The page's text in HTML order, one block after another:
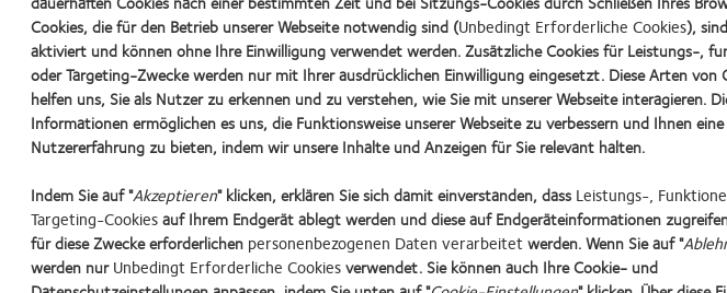
Technologien und über die
Kontaktlinsenpflege.
Learn
more
about
Top-
Learn
more
about
Silmo
Learn
more
about
VDCO
Learn
more
about
Spectaris
Learn
more
about
2019
Learn
more
about
Produktprogramm Kontakt Allgemeine Geschäftsbedingungen (AGB) Datenschutzrichtlinie
Cookies, die für den Betrieb unserer Webseite notwendig sind (Unbedingt Erforderliche Cookies),
aktiviert und können ohne Ihre Einwilligung verwendet werden. Zusätzliche Cookies für Leistungs-,
oder Targeting-Zwecke werden nur mit Ihrer ausdrücklichen Einwilligung eingesetzt. Diese Arten von
helfen uns, Sie als Nutzer zu erkennen und zu verstehen, wie Sie mit unserer Webseite interagieren.
Informationen ermöglichen es uns, die Funktionsweise unserer Webseite zu verbessern und Ihnen eine
Nutzererfahrung zu bieten, indem wir unsere Inhalte und Anzeigen für Sie relevant halten.
Indem Sie auf "Akzeptieren" klicken, erklären Sie sich damit einverstanden, dass Leistungs-,
Targeting-Cookiesauf Ihrem Endgerät ablegt werden und diese auf Endgeräteinformationen
für diese Zwecke erforderlichen personenbezogenen Daten verarbeitet werden. Wenn Sie auf "
werden nurUnbedingt Erforderliche Cookiesverwendet. Sie können auch Ihre Cookie- und